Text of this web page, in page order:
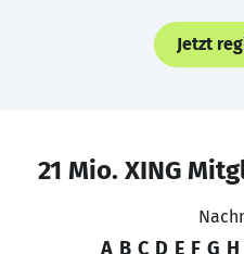
Jetzt
21 Mio. XING
A B C D E F G H